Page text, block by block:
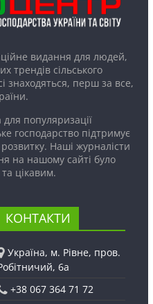
видання для людей,
трендів сільського
знаходяться, перш за все,
популяризації
господарство підтримує
Наші журналісти
на нашому сайті було
цікавим.
КОНТАКТИ
Україна, м. Рівне, пров.
6а
+38 067 364 71 72